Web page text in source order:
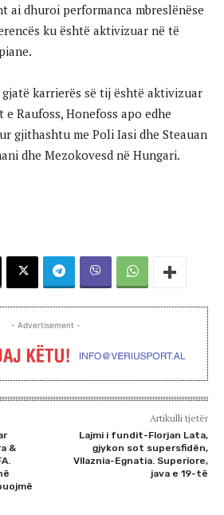
ai dhuroi performanca mbreslënëse
ku është aktivizuar në të
gjatë karrierës së tij është aktivizuar
Raufoss, Honefoss apo edhe
gjithashtu me Poli Iasi dhe Steauan
dhe Mezokovesd në Hungari.
- Advertisement -
&
Artikulli tjetër
Lajmi i fundit-Florjan Lata,
gjykon sot supersfidën,
Vllaznia-Egnatia. Superiore,
java e 19-të